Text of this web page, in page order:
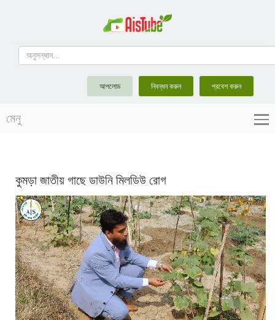
আপলোড নিবন্ধন করুন প্রবেশ করুন
মেনু
কুমড়া জাতীয় গাছে ডাউনি মিলডিউ রোগ